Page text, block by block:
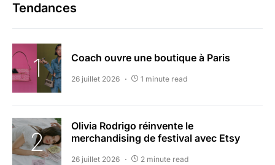
Tendances
Coach ouvre une boutique à Paris
26 juillet 2026 1 minute read
Olivia Rodrigo réinvente le
merchandising de festival avec Etsy
26 juillet 2026 2 minute read